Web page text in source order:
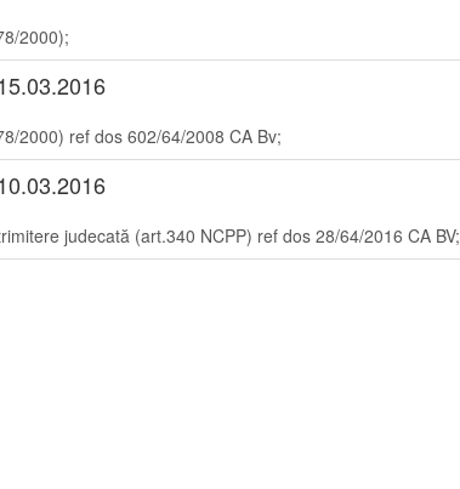
2000);
2000) ref dos 602/64/2008 CA Bv;
judecată (art.340 NCPP) ref dos 28/64/2016 CA BV;